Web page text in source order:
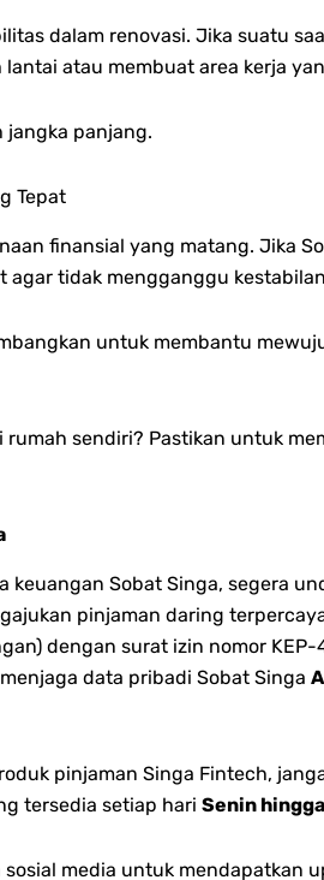
dalam renovasi. Jika suatu
atau membuat area kerja
jangka panjang.
Tepat
finansial yang matang. Jika
tidak mengganggu
untuk membantu
sendiri? Pastikan untuk
Sobat Singa, segera
pinjaman daring
dengan surat izin nomor
data pribadi Sobat Singa
pinjaman Singa Fintech,
tersedia setiap hari Senin
media untuk mendapatkan